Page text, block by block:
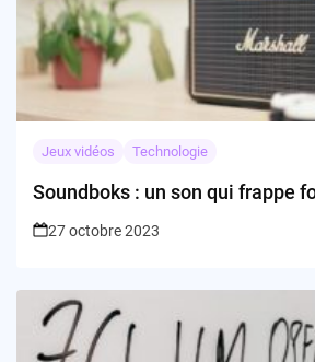
Jeux vidéos Technologie
Soundboks : un son qui frappe
27 octobre 2023